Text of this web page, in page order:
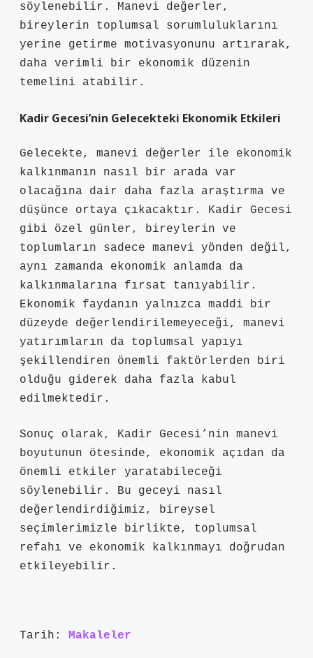
söylenebilir. Manevi değerler,
bireylerin toplumsal sorumluluklarını
yerine getirme motivasyonunu artırarak,
daha verimli bir ekonomik düzenin
temelini atabilir.
Kadir Gecesi’nin Gelecekteki Ekonomik Etkileri
Gelecekte, manevi değerler ile ekonomik
kalkınmanın nasıl bir arada var
olacağına dair daha fazla araştırma ve
düşünce ortaya çıkacaktır. Kadir Gecesi
gibi özel günler, bireylerin ve
toplumların sadece manevi yönden değil,
aynı zamanda ekonomik anlamda da
kalkınmalarına fırsat tanıyabilir.
Ekonomik faydanın yalnızca maddi bir
düzeyde değerlendirilemeyeceği, manevi
yatırımların da toplumsal yapıyı
şekillendiren önemli faktörlerden biri
olduğu giderek daha fazla kabul
edilmektedir.
Sonuç olarak, Kadir Gecesi’nin manevi
boyutunun ötesinde, ekonomik açıdan da
önemli etkiler yaratabileceği
söylenebilir. Bu geceyi nasıl
değerlendirdiğimiz, bireysel
seçimlerimizle birlikte, toplumsal
refahı ve ekonomik kalkınmayı doğrudan
etkileyebilir.
Tarih: Makaleler